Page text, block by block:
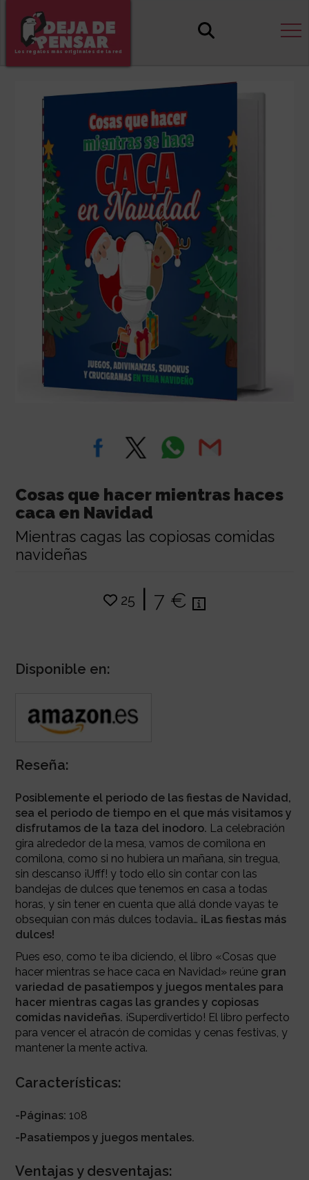
Los regalos más originales de la red
Cosas que hacer mientras haces
caca en Navidad
Mientras cagas las copiosas comidas
navideñas
25 | 7 €
Disponible en:
Reseña:
Posiblemente el periodo de las fiestas de Navidad,
sea el periodo de tiempo en el que más visitamos y
disfrutamos de la taza del inodoro. La celebración
gira alrededor de la mesa, vamos de comilona en
comilona, como si no hubiera un mañana, sin tregua,
sin descanso ¡Ufff! y todo ello sin contar con las
bandejas de dulces que tenemos en casa a todas
horas, y sin tener en cuenta que allá donde vayas te
obsequian con más dulces todavia… ¡Las fiestas más
dulces!
Pues eso, como te iba diciendo, el libro «Cosas que
hacer mientras se hace caca en Navidad» reúne gran
variedad de pasatiempos y juegos mentales para
hacer mientras cagas las grandes y copiosas
comidas navideñas. ¡Superdivertido! El libro perfecto
para vencer el atracón de comidas y cenas festivas, y
mantener la mente activa.
Características:
-Páginas: 108
-Pasatiempos y juegos mentales.
Ventajas y desventajas: